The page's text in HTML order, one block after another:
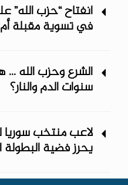
انفتاح “حزب
في تسوية مقبلة أم
الشرع وحزب الله ...
سنوات الدم والنار؟
لاعب منتخب
يحرز فضية البطولة